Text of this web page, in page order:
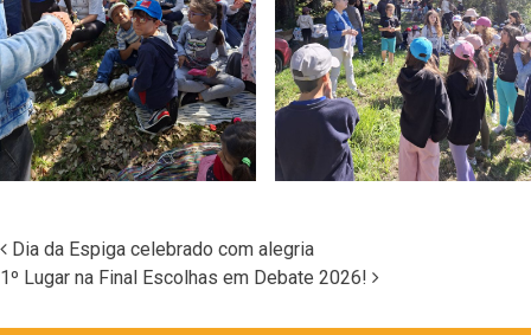
Navegação nos Posts
Dia da Espiga celebrado com alegria
1º Lugar na Final Escolhas em Debate 2026!